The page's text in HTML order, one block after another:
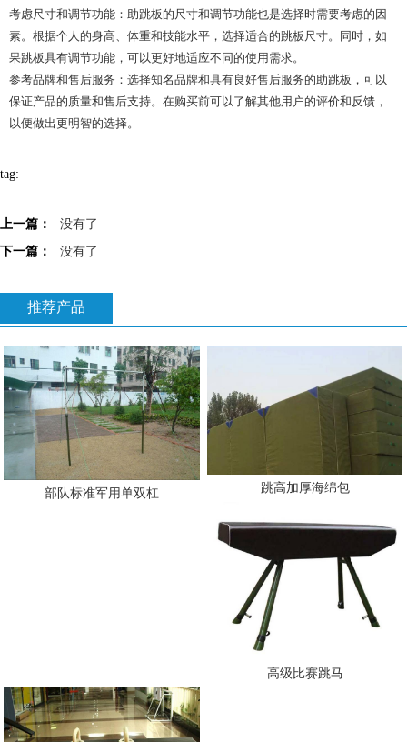
考虑尺寸和调节功能：助跳板的尺寸和调节功能也是选择时需要考虑的因
素。根据个人的身高、体重和技能水平，选择适合的跳板尺寸。同时，如
果跳板具有调节功能，可以更好地适应不同的使用需求。
参考品牌和售后服务：选择知名品牌和具有良好售后服务的助跳板，可以
保证产品的质量和售后支持。在购买前可以了解其他用户的评价和反馈，
以便做出更明智的选择。
tag:
上一篇：
没有了
下一篇：
没有了
推荐产品
部队标准军用单双杠 跳高加厚海绵包
高级比赛跳马